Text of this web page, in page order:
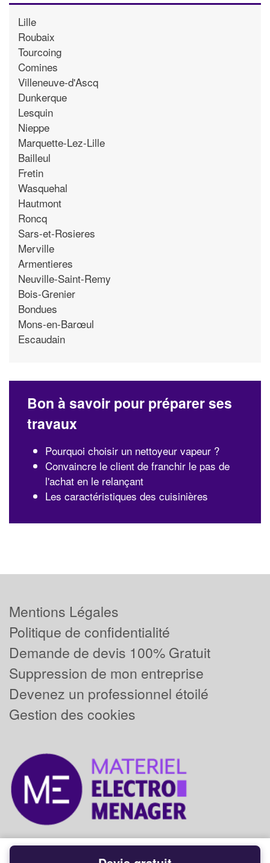
Lille
Roubaix
Tourcoing
Comines
Villeneuve-d'Ascq
Dunkerque
Lesquin
Nieppe
Marquette-Lez-Lille
Bailleul
Fretin
Wasquehal
Hautmont
Roncq
Sars-et-Rosieres
Merville
Armentieres
Neuville-Saint-Remy
Bois-Grenier
Bondues
Mons-en-Barœul
Escaudain
Bon à savoir pour préparer ses
travaux
Pourquoi choisir un nettoyeur vapeur ?
Convaincre le client de franchir le pas de
l'achat en le relançant
Les caractéristiques des cuisinières
Mentions Légales
Politique de confidentialité
Demande de devis 100% Gratuit
Suppression de mon entreprise
Devenez un professionnel étoilé
Gestion des cookies